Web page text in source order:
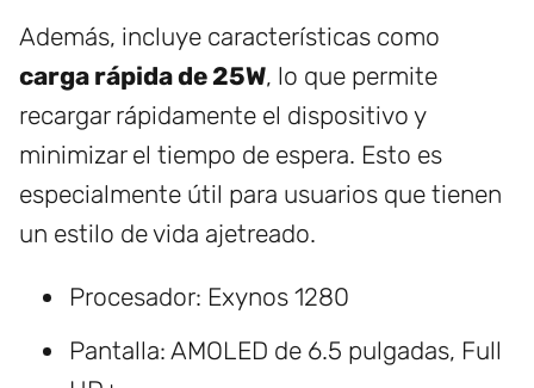
Además, incluye características como
carga rápida de 25W, lo que permite
recargar rápidamente el dispositivo y
minimizar el tiempo de espera. Esto es
especialmente útil para usuarios que tienen
un estilo de vida ajetreado.
Procesador: Exynos 1280
Pantalla: AMOLED de 6.5 pulgadas, Full